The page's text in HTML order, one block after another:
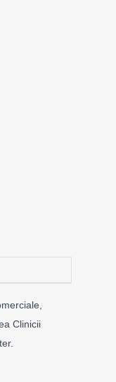
Clinicii